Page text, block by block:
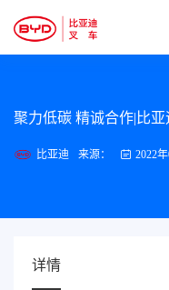
聚力低碳 精诚合作|比
比亚迪 来源： 2022
详情